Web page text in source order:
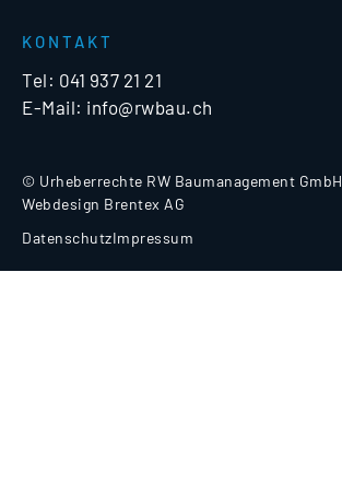
KONTAKT
Tel: 041 937 21 21
E-Mail: info@rwbau.ch
© Urheberrechte RW Baumanagement GmbH
Webdesign Brentex AG
DatenschutzImpressum